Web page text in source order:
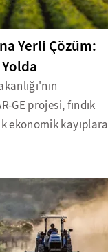
Yerli Çözüm:
GE projesi, fındık
ekonomik kayıplara